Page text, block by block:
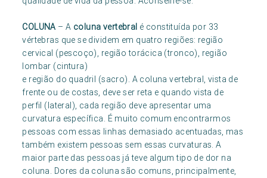
COLUNA – A coluna vertebral é constituída por 33
vértebras que se dividem em quatro regiões: região
cervical (pescoço), região torácica (tronco), região
lombar (cintura)
e região do quadril (sacro). A coluna vertebral, vista de
frente ou de costas, deve ser reta e quando vista de
perfil (lateral), cada região deve apresentar uma
curvatura específica. É muito comum encontrarmos
pessoas com essas linhas demasiado acentuadas, mas
também existem pessoas sem essas curvaturas. A
maior parte das pessoas já teve algum tipo de dor na
coluna. Dores da coluna são comuns, principalmente,